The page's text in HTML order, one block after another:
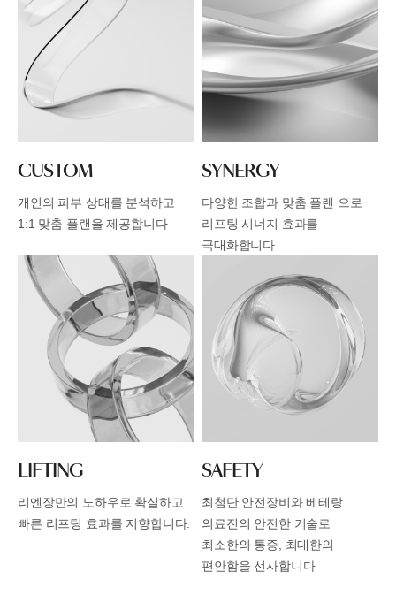
CUSTOM
개인의 피부 상태를 분석하고
1:1 맞춤 플랜을 제공합니다
SYNERGY
다양한 조합과 맞춤 플랜 으로
리프팅 시너지 효과를
극대화합니다
LIFTING
리엔장만의 노하우로 확실하고
빠른 리프팅 효과를 지향합니다.
SAFETY
최첨단 안전장비와 베테랑
의료진의 안전한 기술로
최소한의 통증, 최대한의
편안함을 선사합니다